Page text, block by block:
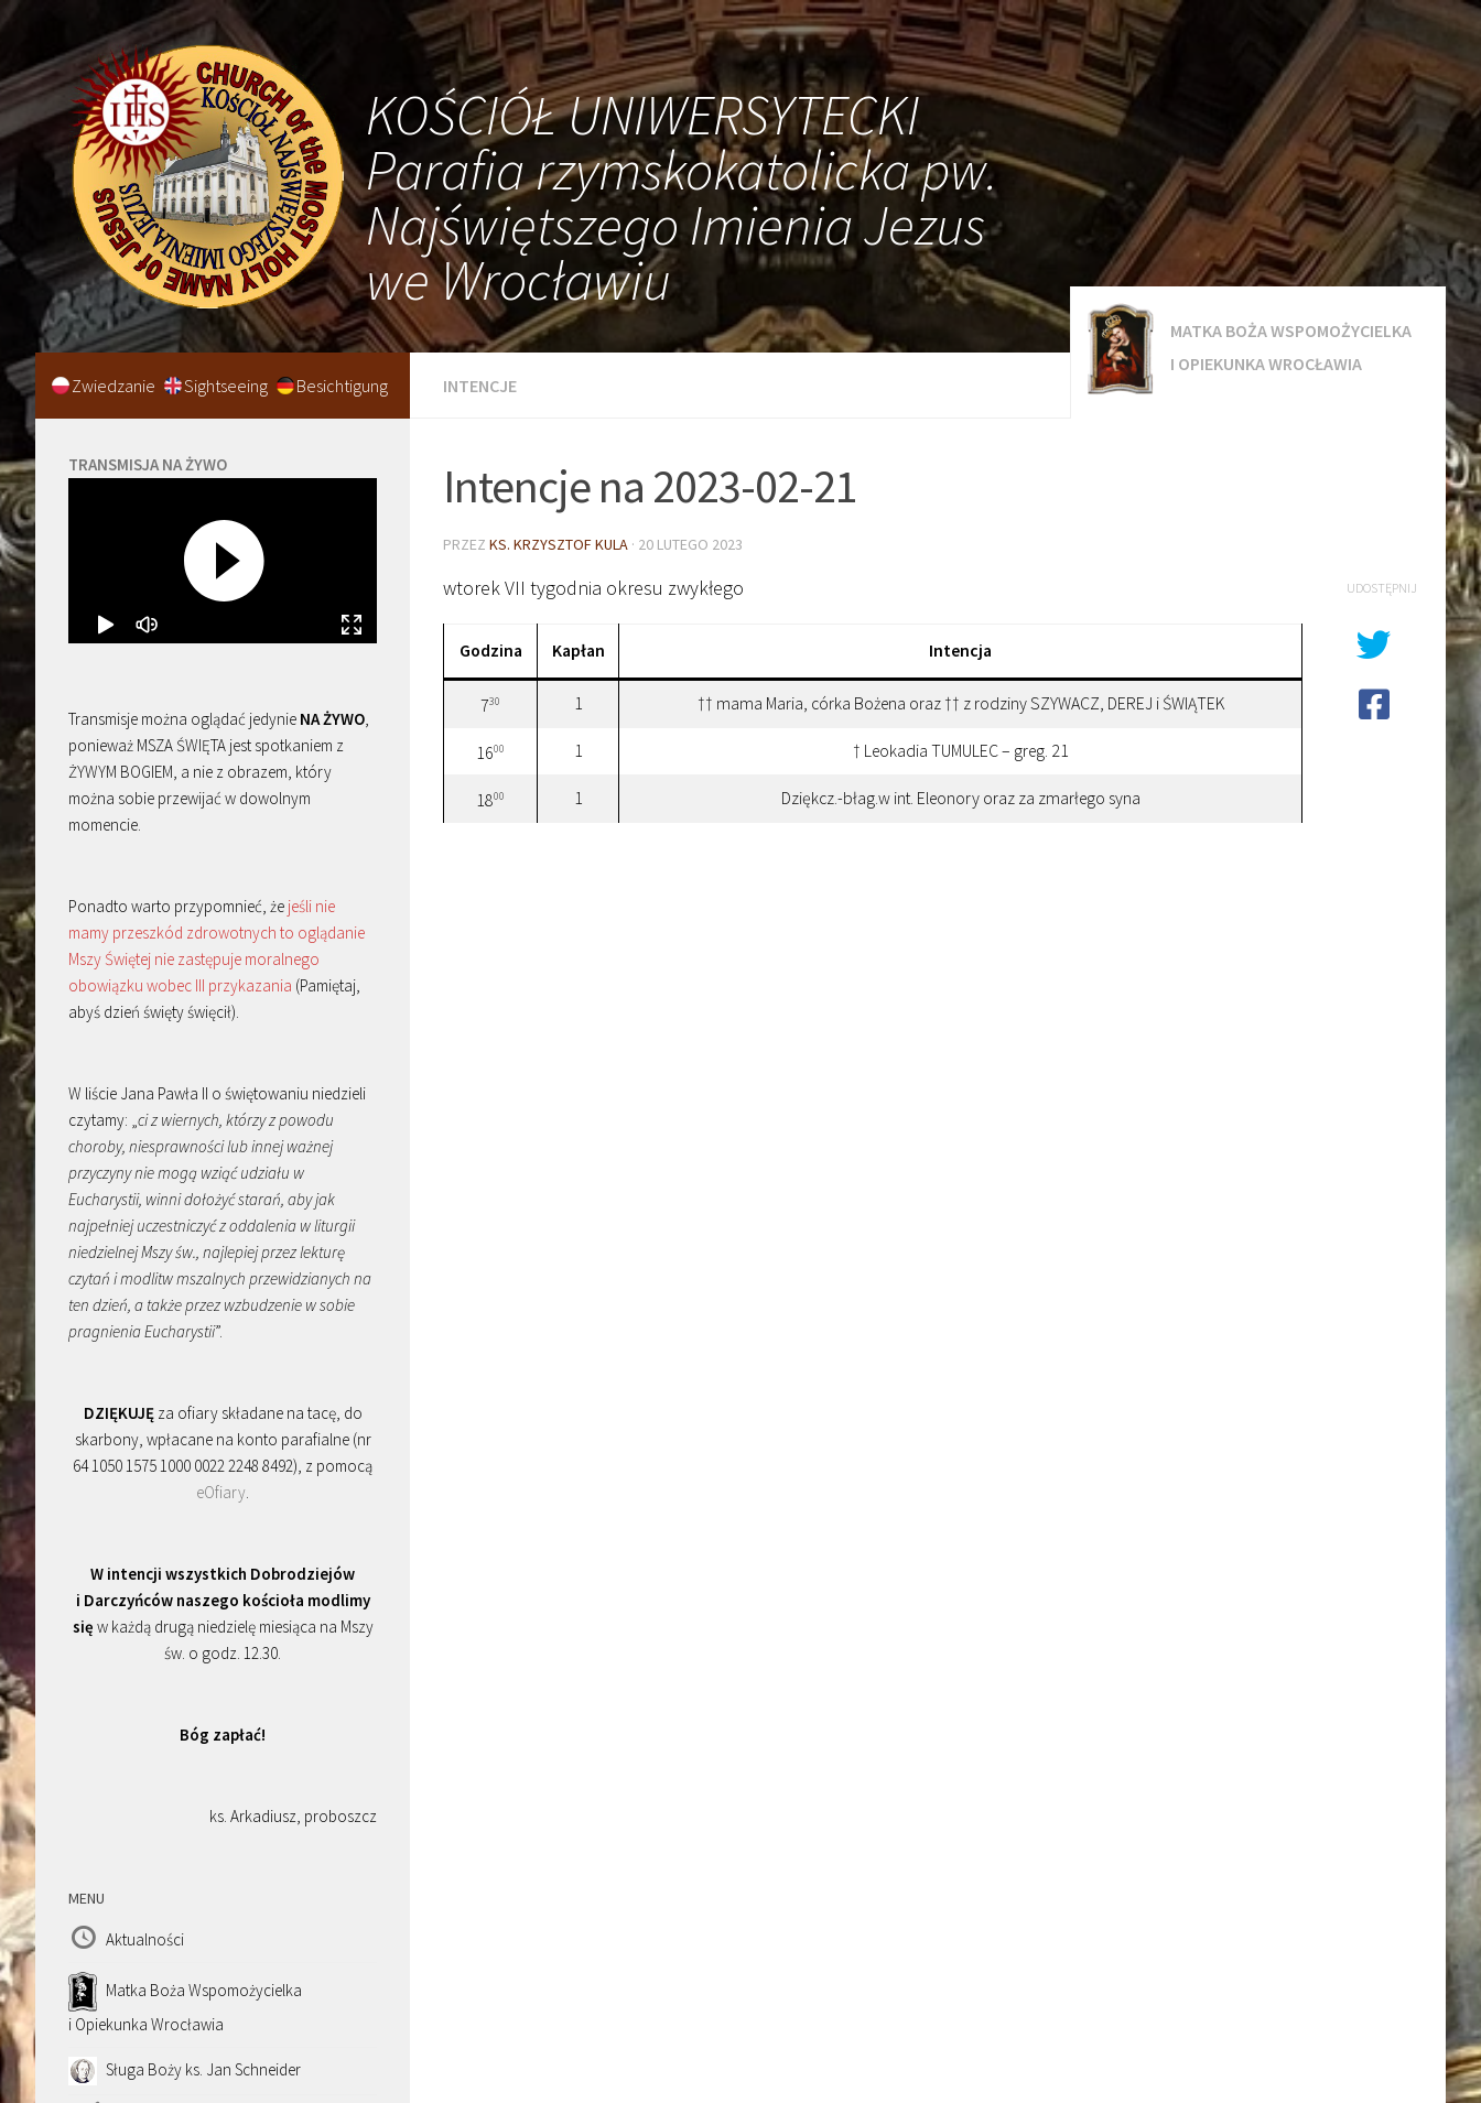
KOŚCIÓŁ UNIWERSYTECKI
Parafia rzymskokatolicka pw.
Najświętszego Imienia Jezus
we Wrocławiu
INTENCJE
MATKA BOŻA WSPOMOŻYCIELKA
I OPIEKUNKA WROCŁAWIA
Intencje na 2023-02-21
PRZEZ KS. KRZYSZTOF KULA · 20 LUTEGO 2023
wtorek VII tygodnia okresu zwykłego
Godzina Kapłan Intencja
730 1 †† mama Maria, córka Bożena oraz †† z rodziny SZYWACZ, DEREJ i ŚWIĄTEK
1600 1 † Leokadia TUMULEC – greg. 21
1800 1 Dziękcz.-błag.w int. Eleonory oraz za zmarłego syna
UDOSTĘPNIJ
Zwiedzanie Sightseeing Besichtigung
TRANSMISJA NA ŻYWO
Transmisje można oglądać jedynie NA ŻYWO,
ponieważ MSZA ŚWIĘTA jest spotkaniem z
ŻYWYM BOGIEM, a nie z obrazem, który
można sobie przewijać w dowolnym
momencie.
Ponadto warto przypomnieć, że jeśli nie
mamy przeszkód zdrowotnych to oglądanie
Mszy Świętej nie zastępuje moralnego
obowiązku wobec III przykazania (Pamiętaj,
abyś dzień święty święcił).
W liście Jana Pawła II o świętowaniu niedzieli
czytamy: „ci z wiernych, którzy z powodu
choroby, niesprawności lub innej ważnej
przyczyny nie mogą wziąć udziału w
Eucharystii, winni dołożyć starań, aby jak
najpełniej uczestniczyć z oddalenia w liturgii
niedzielnej Mszy św., najlepiej przez lekturę
czytań i modlitw mszalnych przewidzianych na
ten dzień, a także przez wzbudzenie w sobie
pragnienia Eucharystii”.
DZIĘKUJĘza ofiary składane na tacę, do
skarbony, wpłacane na konto parafialne (nr
64 1050 1575 1000 0022 2248 8492), z pomocą
eOfiary.
W intencji wszystkich Dobrodziejów
i Darczyńców naszego kościoła modlimy
się w każdą drugą niedzielę miesiąca na Mszy
św. o godz. 12.30.
Bóg zapłać!
ks. Arkadiusz, proboszcz
MENU
Aktualności
Matka Boża Wspomożycielka
i Opiekunka Wrocławia
Sługa Boży ks. Jan Schneider